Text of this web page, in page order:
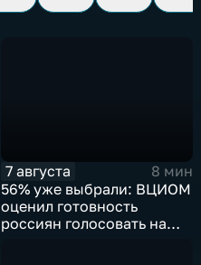
7 августа
8 мин
56% уже выбрали: ВЦИОМ
оценил готовность
россиян голосовать на